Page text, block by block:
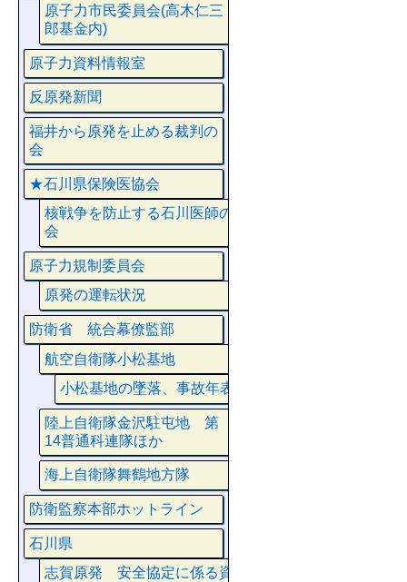
原子力市民委員会(高木仁三
郎基金内)
原子力資料情報室
反原発新聞
福井から原発を止める裁判の
会
★石川県保険医協会
核戦争を防止する石川医師の
会
原子力規制委員会
原発の運転状況
防衛省 統合幕僚監部
航空自衛隊小松基地
小松基地の墜落、事故年表
陸上自衛隊金沢駐屯地 第
14普通科連隊ほか
海上自衛隊舞鶴地方隊
防衛監察本部ホットライン
石川県
志賀原発 安全協定に係る資